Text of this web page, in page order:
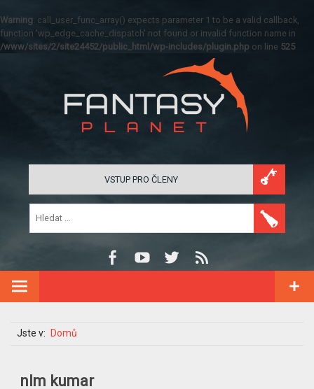
Warning: call_user_func_array() expects parameter 1 to be a valid callback,
function 'wp_edge_cache_dispatch' not found or invalid function name in
/www/sites/2/site24452/public_html/wp-includes/plugin.php on line 525
VSTUP PRO ČLENY
Jste v: Domů
nlm kumar